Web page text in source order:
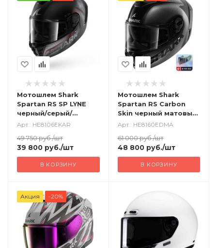
Мотошлем Shark
Spartan RS SP LYNE
черный/серый/
красный
Арт.: HE8106EKAR
49 750руб./шт
39 800 руб./шт
В КОРЗИНУ
Мотошлем Shark
Spartan RS Carbon
Skin черный матовый
+ визор
Арт.: HE8160EDMA
61 000руб./шт
48 800руб./шт
В КОРЗИНУ
Акция -20%